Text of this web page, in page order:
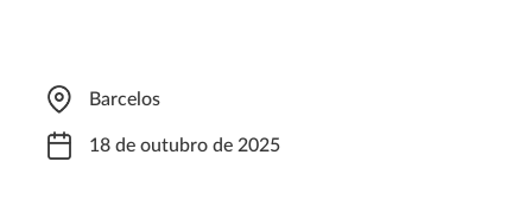
Barcelos
18 de outubro de 2025